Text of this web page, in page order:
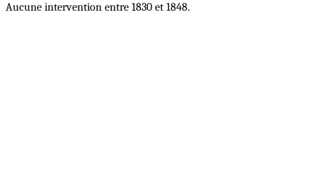
Aucune intervention entre 1830 et 1848.